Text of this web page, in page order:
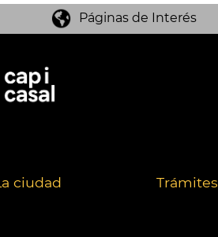
Páginas de Interés
ciudad Trámites